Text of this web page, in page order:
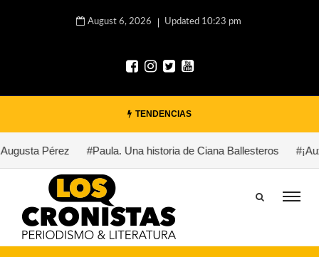
August 6, 2026 Updated 10:23 pm
TENDENCIAS
Pérez #Paula. Una historia de Ciana Ballesteros